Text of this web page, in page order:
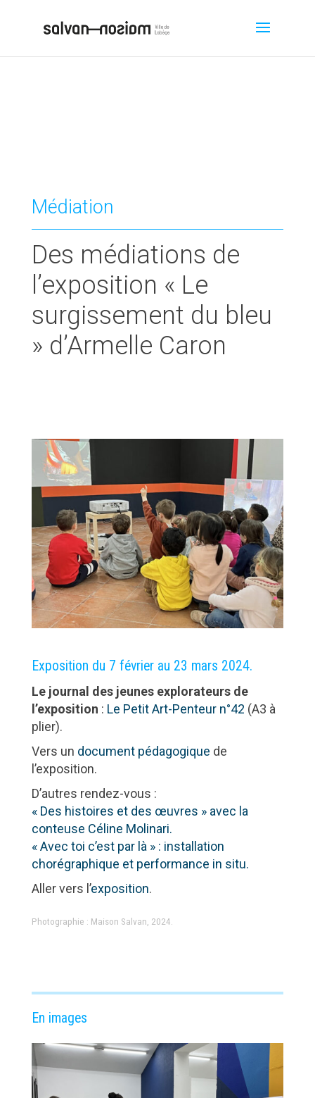
Médiation
Des médiations de
l’exposition « Le
surgissement du bleu
» d’Armelle Caron
Exposition du 7 février au 23 mars 2024.
Le journal des jeunes explorateurs de
l’exposition : Le Petit Art-Penteur n°42 (A3 à
plier).
Vers un document pédagogique de
l’exposition.
D’autres rendez-vous :
« Des histoires et des œuvres » avec la
conteuse Céline Molinari.
« Avec toi c’est par là » : installation
chorégraphique et performance in situ.
Aller vers l’exposition.
Photographie : Maison Salvan, 2024.
En images